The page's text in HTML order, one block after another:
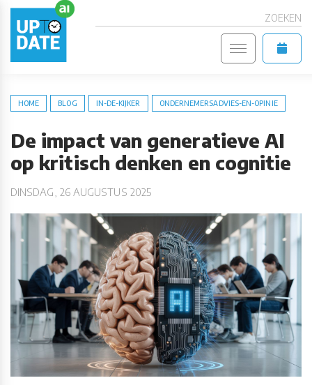
ZOEKEN
HOME BLOG IN-DE-KIJKER ONDERNEMERSADVIES-EN-OPINIE
De impact van generatieve AI
op kritisch denken en cognitie
DINSDAG, 26 AUGUSTUS 2025